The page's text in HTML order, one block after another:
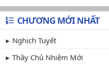
CHƯƠNG MỚI NHẤT
Nghịch Tuyết
Thầy Chủ Nhiệm Mới